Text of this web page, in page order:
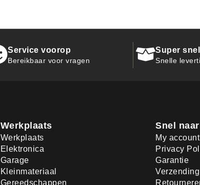
Service voorop
Bereikbaar voor vragen
Super snel
Snelle
Werkplaats
Werkplaats
Elektronica
Garage
Kleinmateriaal
Gereedschappen
Snel naar
My account
Privacy
Garantie
Verzending